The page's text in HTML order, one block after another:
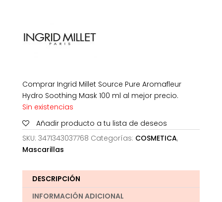
Comprar Ingrid Millet Source Pure Aromafleur
Hydro Soothing Mask 100 ml al mejor precio.
Sin existencias
Añadir producto a tu lista de deseos
SKU: 3471343037768 Categorías: COSMETICA,
Mascarillas
DESCRIPCIÓN
INFORMACIÓN ADICIONAL